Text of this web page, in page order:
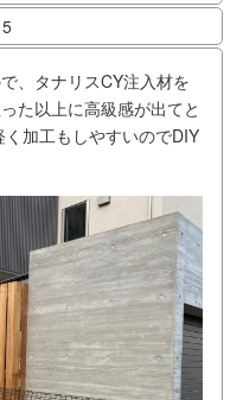
、タナリスCY注入材を
た以上に高級感が出てと
加工もしやすいのでDIY